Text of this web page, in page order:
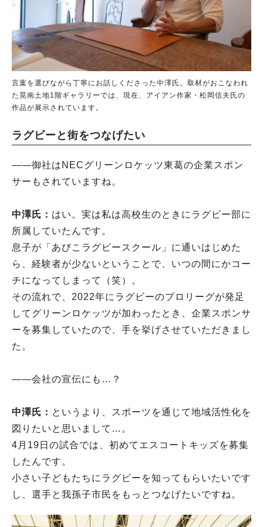
言葉を選びながら丁寧にお話しくださった中澤氏。取材がおこなわれ
た晃南土地1階ギャラリーでは、現在、アイアン作家・松岡信夫氏の
作品が展示されています。
ラグビーと街をつなげたい
――御社はNECグリーンロケッツ東葛の企業スポン
サーもされていますね。
中澤氏： はい。実は私は高校生のときにラグビー部に
所属していたんです。
息子が「あびこラグビースクール」に通いはじめた
ら、経験者が少ないということで、いつの間にかコー
チになってしまって（笑）。
その流れで、2022年にラグビーのプロリーグが発足
してグリーンロケッツが加わったとき、企業スポンサ
ーを募集していたので、手を挙げさせていただきまし
た。
――会社の宣伝にも…？
中澤氏： というより、スポーツを通じて地域活性化を
図りたいと思いまして…。
4月19日の試合では、初めてエスコートキッズを募集
したんです。
小さい子どもたちにラグビーを知ってもらいたいです
し、選手と我孫子市民をもっとつなげたいですね。